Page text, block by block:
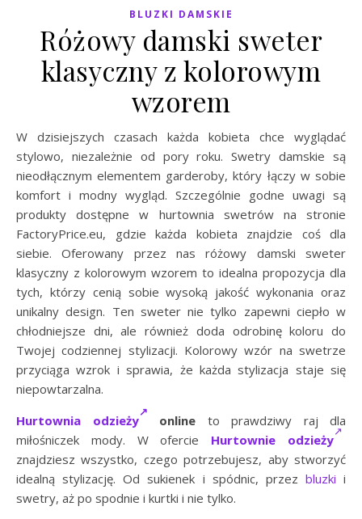
BLUZKI DAMSKIE
Różowy damski sweter
klasyczny z kolorowym
wzorem
W dzisiejszych czasach każda kobieta chce wyglądać
stylowo, niezależnie od pory roku. Swetry damskie są
nieodłącznym elementem garderoby, który łączy w sobie
komfort i modny wygląd. Szczególnie godne uwagi są
produkty dostępne w hurtownia swetrów na stronie
FactoryPrice.eu, gdzie każda kobieta znajdzie coś dla
siebie. Oferowany przez nas różowy damski sweter
klasyczny z kolorowym wzorem to idealna propozycja dla
tych, którzy cenią sobie wysoką jakość wykonania oraz
unikalny design. Ten sweter nie tylko zapewni ciepło w
chłodniejsze dni, ale również doda odrobinę koloru do
Twojej codziennej stylizacji. Kolorowy wzór na swetrze
przyciąga wzrok i sprawia, że każda stylizacja staje się
niepowtarzalna.
Hurtownia odzieży
online to prawdziwy raj dla
miłośniczek mody. W ofercie Hurtownie odzieży
znajdziesz wszystko, czego potrzebujesz, aby stworzyć
idealną stylizację. Od sukienek i spódnic, przez bluzki i
swetry, aż po spodnie i kurtki i nie tylko.